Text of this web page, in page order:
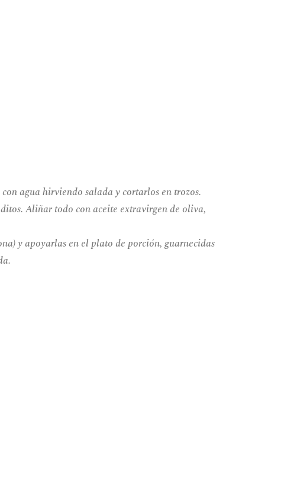
agua hirviendo salada y cortarlos en trozos.
Aliñar todo con aceite extravirgen de oliva,
y apoyarlas en el plato de porción, guarnecidas